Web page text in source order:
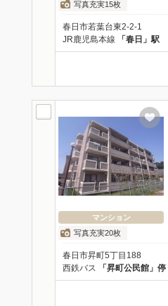
写真充実15枚
春日市若葉台東2-2-1
JR鹿児島本線 「春日」駅
マンション
写真充実20枚
春日市昇町5丁目188
西鉄バス 「昇町公民館」停